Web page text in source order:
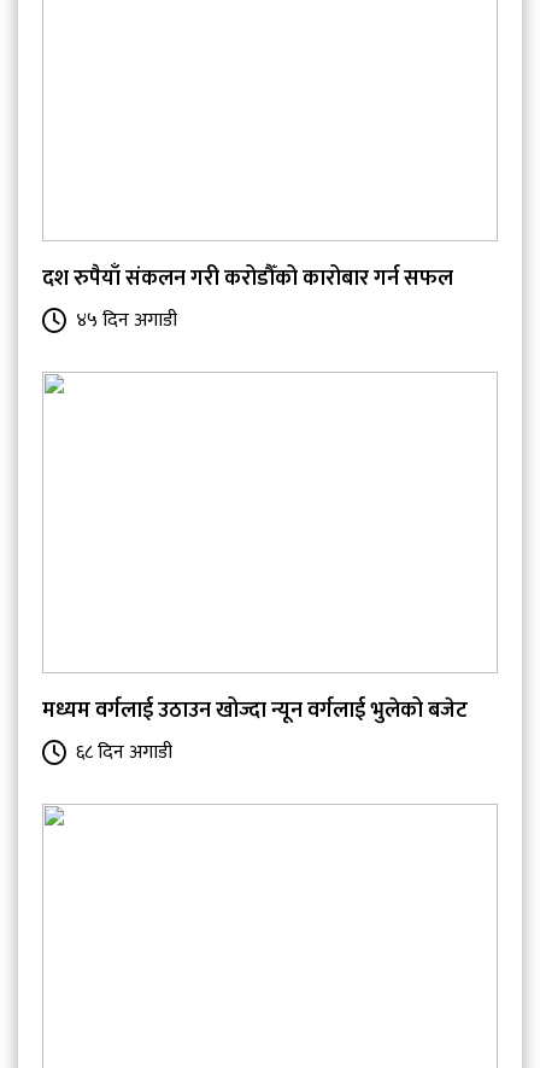
दश रुपैयाँ संकलन गरी करोडौँको कारोबार गर्न सफल
४५ दिन अगाडी
मध्यम वर्गलाई उठाउन खोज्दा न्यून वर्गलाई भुलेको बजेट
६८ दिन अगाडी